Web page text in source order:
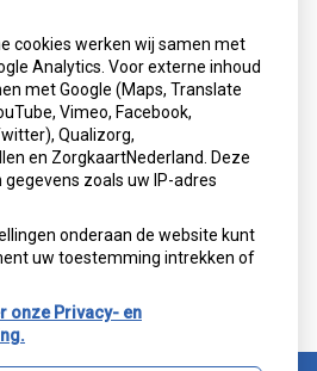
op
cookies werken wij samen met
Analytics. Voor externe inhoud
met Google (Maps, Translate
Vimeo, Facebook,
Qualizorg,
en ZorgkaartNederland. Deze
zoals uw IP-adres
onderaan de website kunt
uw toestemming intrekken of
onze Privacy- en